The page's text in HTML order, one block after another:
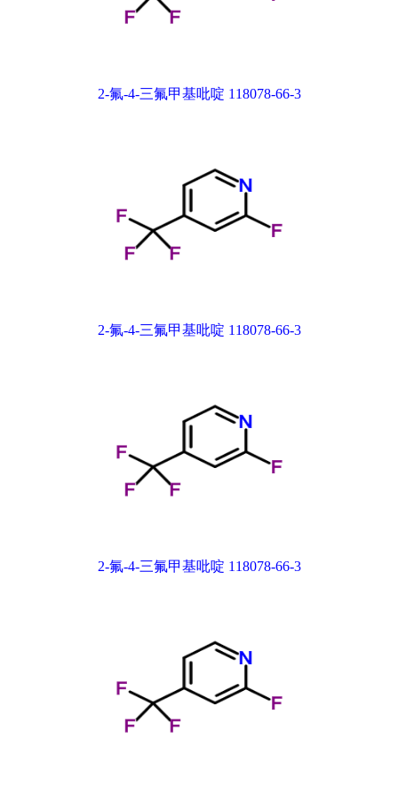
2-氟-4-三氟甲基吡啶 118078-66-3
2-氟-4-三氟甲基吡啶 118078-66-3
2-氟-4-三氟甲基吡啶 118078-66-3